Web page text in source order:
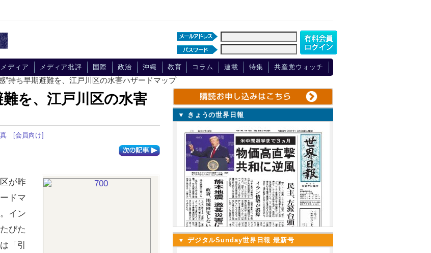
ディア メディア批評 国際 政治 沖縄 教育 コラム 連載 特集 共産党ウォッチ
”持ち早期避難を、江戸川区の水害ハザードマップ
を、江戸川区の水害
[会員向け]
が昨
ドマ
イン
びた
「引
▼ きょうの世界日報
▼ デジタルSunday世界日報 最新号